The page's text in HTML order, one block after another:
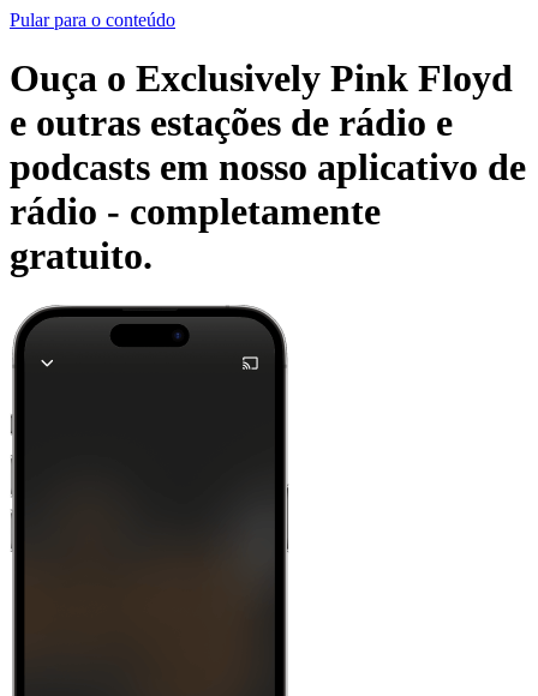
Pular para o conteúdo
Ouça o Exclusively Pink Floyd
e outras estações de rádio e
podcasts em nosso aplicativo de
rádio - completamente
gratuito.